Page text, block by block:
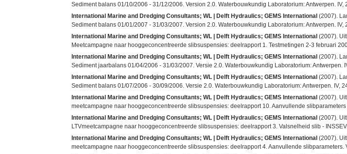
Sediment balans 01/10/2006 - 31/12/2006. Version 2.0. Waterbouwkundig Laboratorium: Antwerpen. IV,
International Marine and Dredging Consultants; WL | Delft Hydraulics; GEMS International (2007).
Sediment balans 01/01/2007 - 31/03/2007. Version 2.0. Waterbouwkundig Laboratorium: Antwerpen. IV,
International Marine and Dredging Consultants; WL | Delft Hydraulics; GEMS International (2007).
Meetcampagne naar hooggeconcentreerde slibsuspensies: deelrapport 1. Testmetingen 2-3 februari
International Marine and Dredging Consultants; WL | Delft Hydraulics; GEMS International (2007).
Sediment jaarbalans 01/04/2006 - 31/03/2007. Versie 2.0. Waterbouwkundig Laboratorium: Antwerpen.
International Marine and Dredging Consultants; WL | Delft Hydraulics; GEMS International (2007).
Sediment balans 01/07/2006 - 30/09/2006. Versie 2.0. Waterbouwkundig Laboratorium: Antwerpen. IV,
International Marine and Dredging Consultants; WL | Delft Hydraulics; GEMS International (2007).
meetcampagne naar hooggeconcentreerde slibsuspensies: deelrapport 10. Aanvullende
International Marine and Dredging Consultants; WL | Delft Hydraulics; GEMS International (2007).
LTVmeetcampagne naar hooggeconcentreerde slibsuspensies: deelrapport 3. Valsnelheid slib -
International Marine and Dredging Consultants; WL | Delft Hydraulics; GEMS International (2007).
meetcampagne naar hooggeconcentreerde slibsuspensies: deelrapport 4. Aanvullende